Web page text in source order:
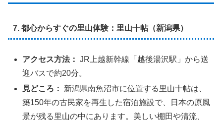
7. 都心からすぐの里山体験：里山十帖（新潟県）
アクセス方法： JR上越新幹線「越後湯沢駅」から送
迎バスで約20分。
見どころ：
新潟県南魚沼市に位置する里山十帖は、
築150年の古民家を再生した宿泊施設で、日本の原風
景が残る里山の中にあります。美しい棚田や清流、